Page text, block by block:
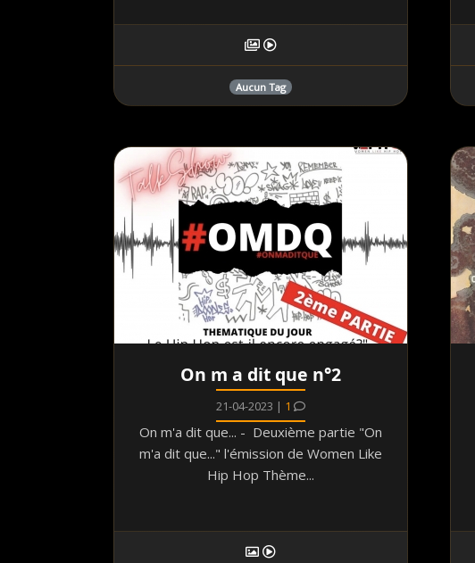
Aucun Tag
On m a dit que n°2
21-04-2023 | 1
On m'a dit que... - Deuxième partie "On
m'a dit que..." l'émission de Women Like
Hip Hop Thème...